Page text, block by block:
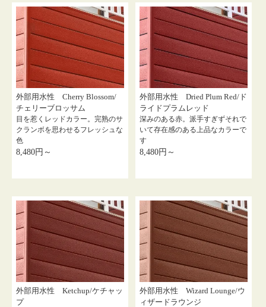
外部用水性 Cherry Blossom/
チェリーブロッサム
目を惹くレッドカラー。完熟のサ
クランボを思わせるフレッシュな
色
8,480円～
外部用水性 Dried Plum Red/ド
ライドプラムレッド
深みのある赤。派手すぎずそれで
いて存在感のある上品なカラーで
す
8,480円～
外部用水性 Ketchup/ケチャッ
プ
外部用水性 Wizard Lounge/ウ
ィザードラウンジ